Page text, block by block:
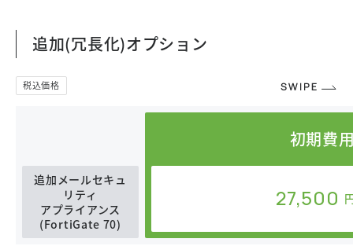
追加(冗長化)オプション
初期費
追加メールセキュ
リティ
アプライアンス
(FortiGate 70)
27,500